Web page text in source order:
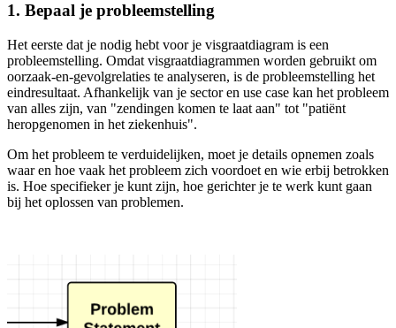
1. Bepaal je probleemstelling
Het eerste dat je nodig hebt voor je visgraatdiagram is een
probleemstelling. Omdat visgraatdiagrammen worden gebruikt om
oorzaak-en-gevolgrelaties te analyseren, is de probleemstelling het
eindresultaat. Afhankelijk van je sector en use case kan het probleem
van alles zijn, van "zendingen komen te laat aan" tot "patiënt
heropgenomen in het ziekenhuis".
Om het probleem te verduidelijken, moet je details opnemen zoals
waar en hoe vaak het probleem zich voordoet en wie erbij betrokken
is. Hoe specifieker je kunt zijn, hoe gerichter je te werk kunt gaan
bij het oplossen van problemen.